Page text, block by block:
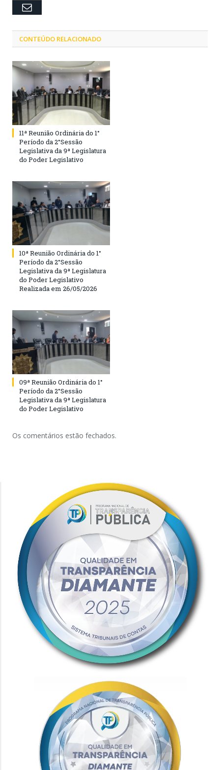
Email
CONTEÚDO RELACIONADO
11ª Reunião Ordinária do 1°
Período da 2°Sessão
Legislativa da 9ª Legislatura
do Poder Legislativo
10ª Reunião Ordinária do 1°
Período da 2°Sessão
Legislativa da 9ª Legislatura
do Poder Legislativo
Realizada em 26/05/2026
09ª Reunião Ordinária do 1°
Período da 2°Sessão
Legislativa da 9ª Legislatura
do Poder Legislativo
Os comentários estão fechados.